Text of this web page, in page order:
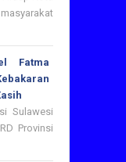
Fatma
Sulawesi
Provinsi